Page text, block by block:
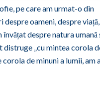
pe care am urmat-o din
oameni, despre viață,
despre natura umană
„cu mintea corola
de minuni a lumii, am